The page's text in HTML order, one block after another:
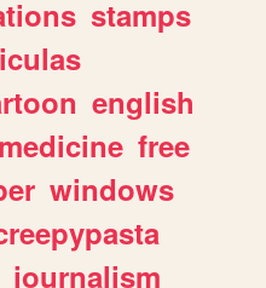
stamps
english
medicine free
windows
journalism